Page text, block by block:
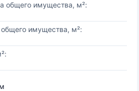
общего имущества, м²:
имущества, м²: